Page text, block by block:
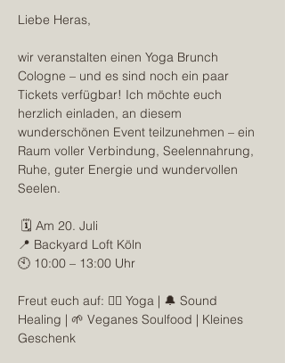
Liebe Heras,
wir veranstalten einen Yoga Brunch
Cologne – und es sind noch ein paar
Tickets verfügbar! Ich möchte euch
herzlich einladen, an diesem
wunderschönen Event teilzunehmen – ein
Raum voller Verbindung, Seelennahrung,
Ruhe, guter Energie und wundervollen
Seelen.
🗓️ Am 20. Juli
📍 Backyard Loft Köln
🕙 10:00 – 13:00 Uhr
Freut euch auf: 🧘‍♀️ Yoga | 🔔 Sound
Healing | 🌱 Veganes Soulfood | Kleines
Geschenk